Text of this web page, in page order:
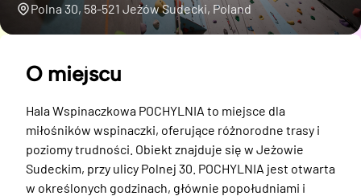
Polna 30, 58-521 Jeżów Sudecki, Poland
O miejscu
Hala Wspinaczkowa POCHYLNIA to miejsce dla
miłośników wspinaczki, oferujące różnorodne trasy i
poziomy trudności. Obiekt znajduje się w Jeżowie
Sudeckim, przy ulicy Polnej 30. POCHYLNIA jest otwarta
w określonych godzinach, głównie popołudniami i